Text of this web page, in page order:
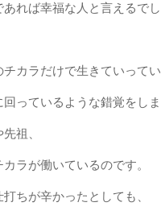
れば幸福な人と言えるでし
カラだけで生きていってい
っているような錯覚をしま
祖、
ラが働いているのです。
ちが辛かったとしても、